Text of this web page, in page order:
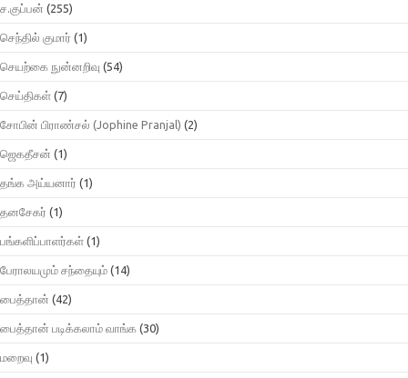
ச.குப்பன் (255)
செந்தில் குமார் (1)
செயற்கை நுன்னறிவு (54)
செய்திகள் (7)
சோபின் பிராண்சல் (Jophine Pranjal) (2)
ஜெகதீசன் (1)
தங்க அய்யனார் (1)
தனசேகர் (1)
பங்களிப்பாளர்கள் (1)
பேராலயமும் சந்தையும் (14)
பைத்தான் (42)
பைத்தான் படிக்கலாம் வாங்க (30)
மறைவு (1)